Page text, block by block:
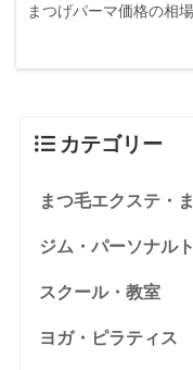
まつげパーマ価格の相
カテゴリー
まつ毛エクステ・
ジム・パーソナル
スクール・教室
ヨガ・ピラティス